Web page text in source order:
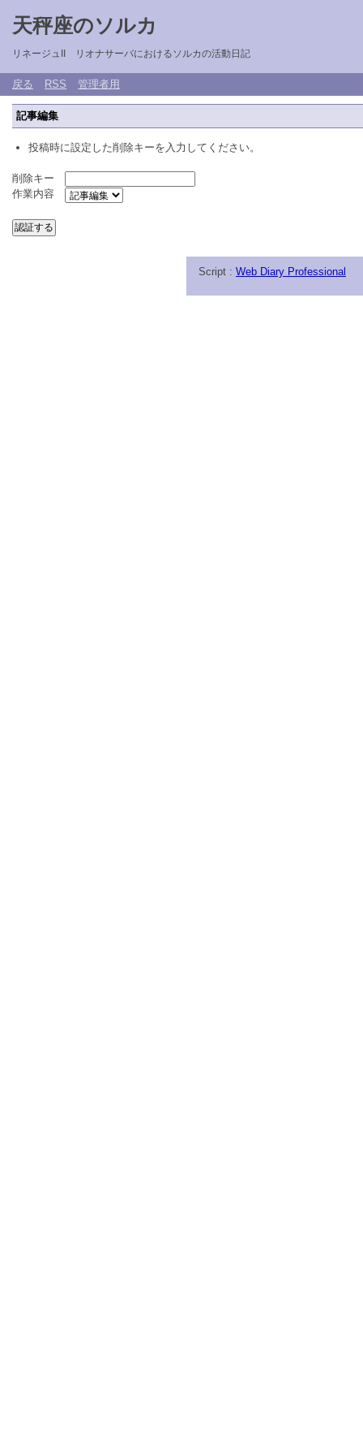
天秤座のソルカ
リネージュII リオナサーバにおけるソルカの活動日記
戻る RSS 管理者用
記事編集
投稿時に設定した削除キーを入力してください。
削除キー
作業内容
Script : Web Diary Professional